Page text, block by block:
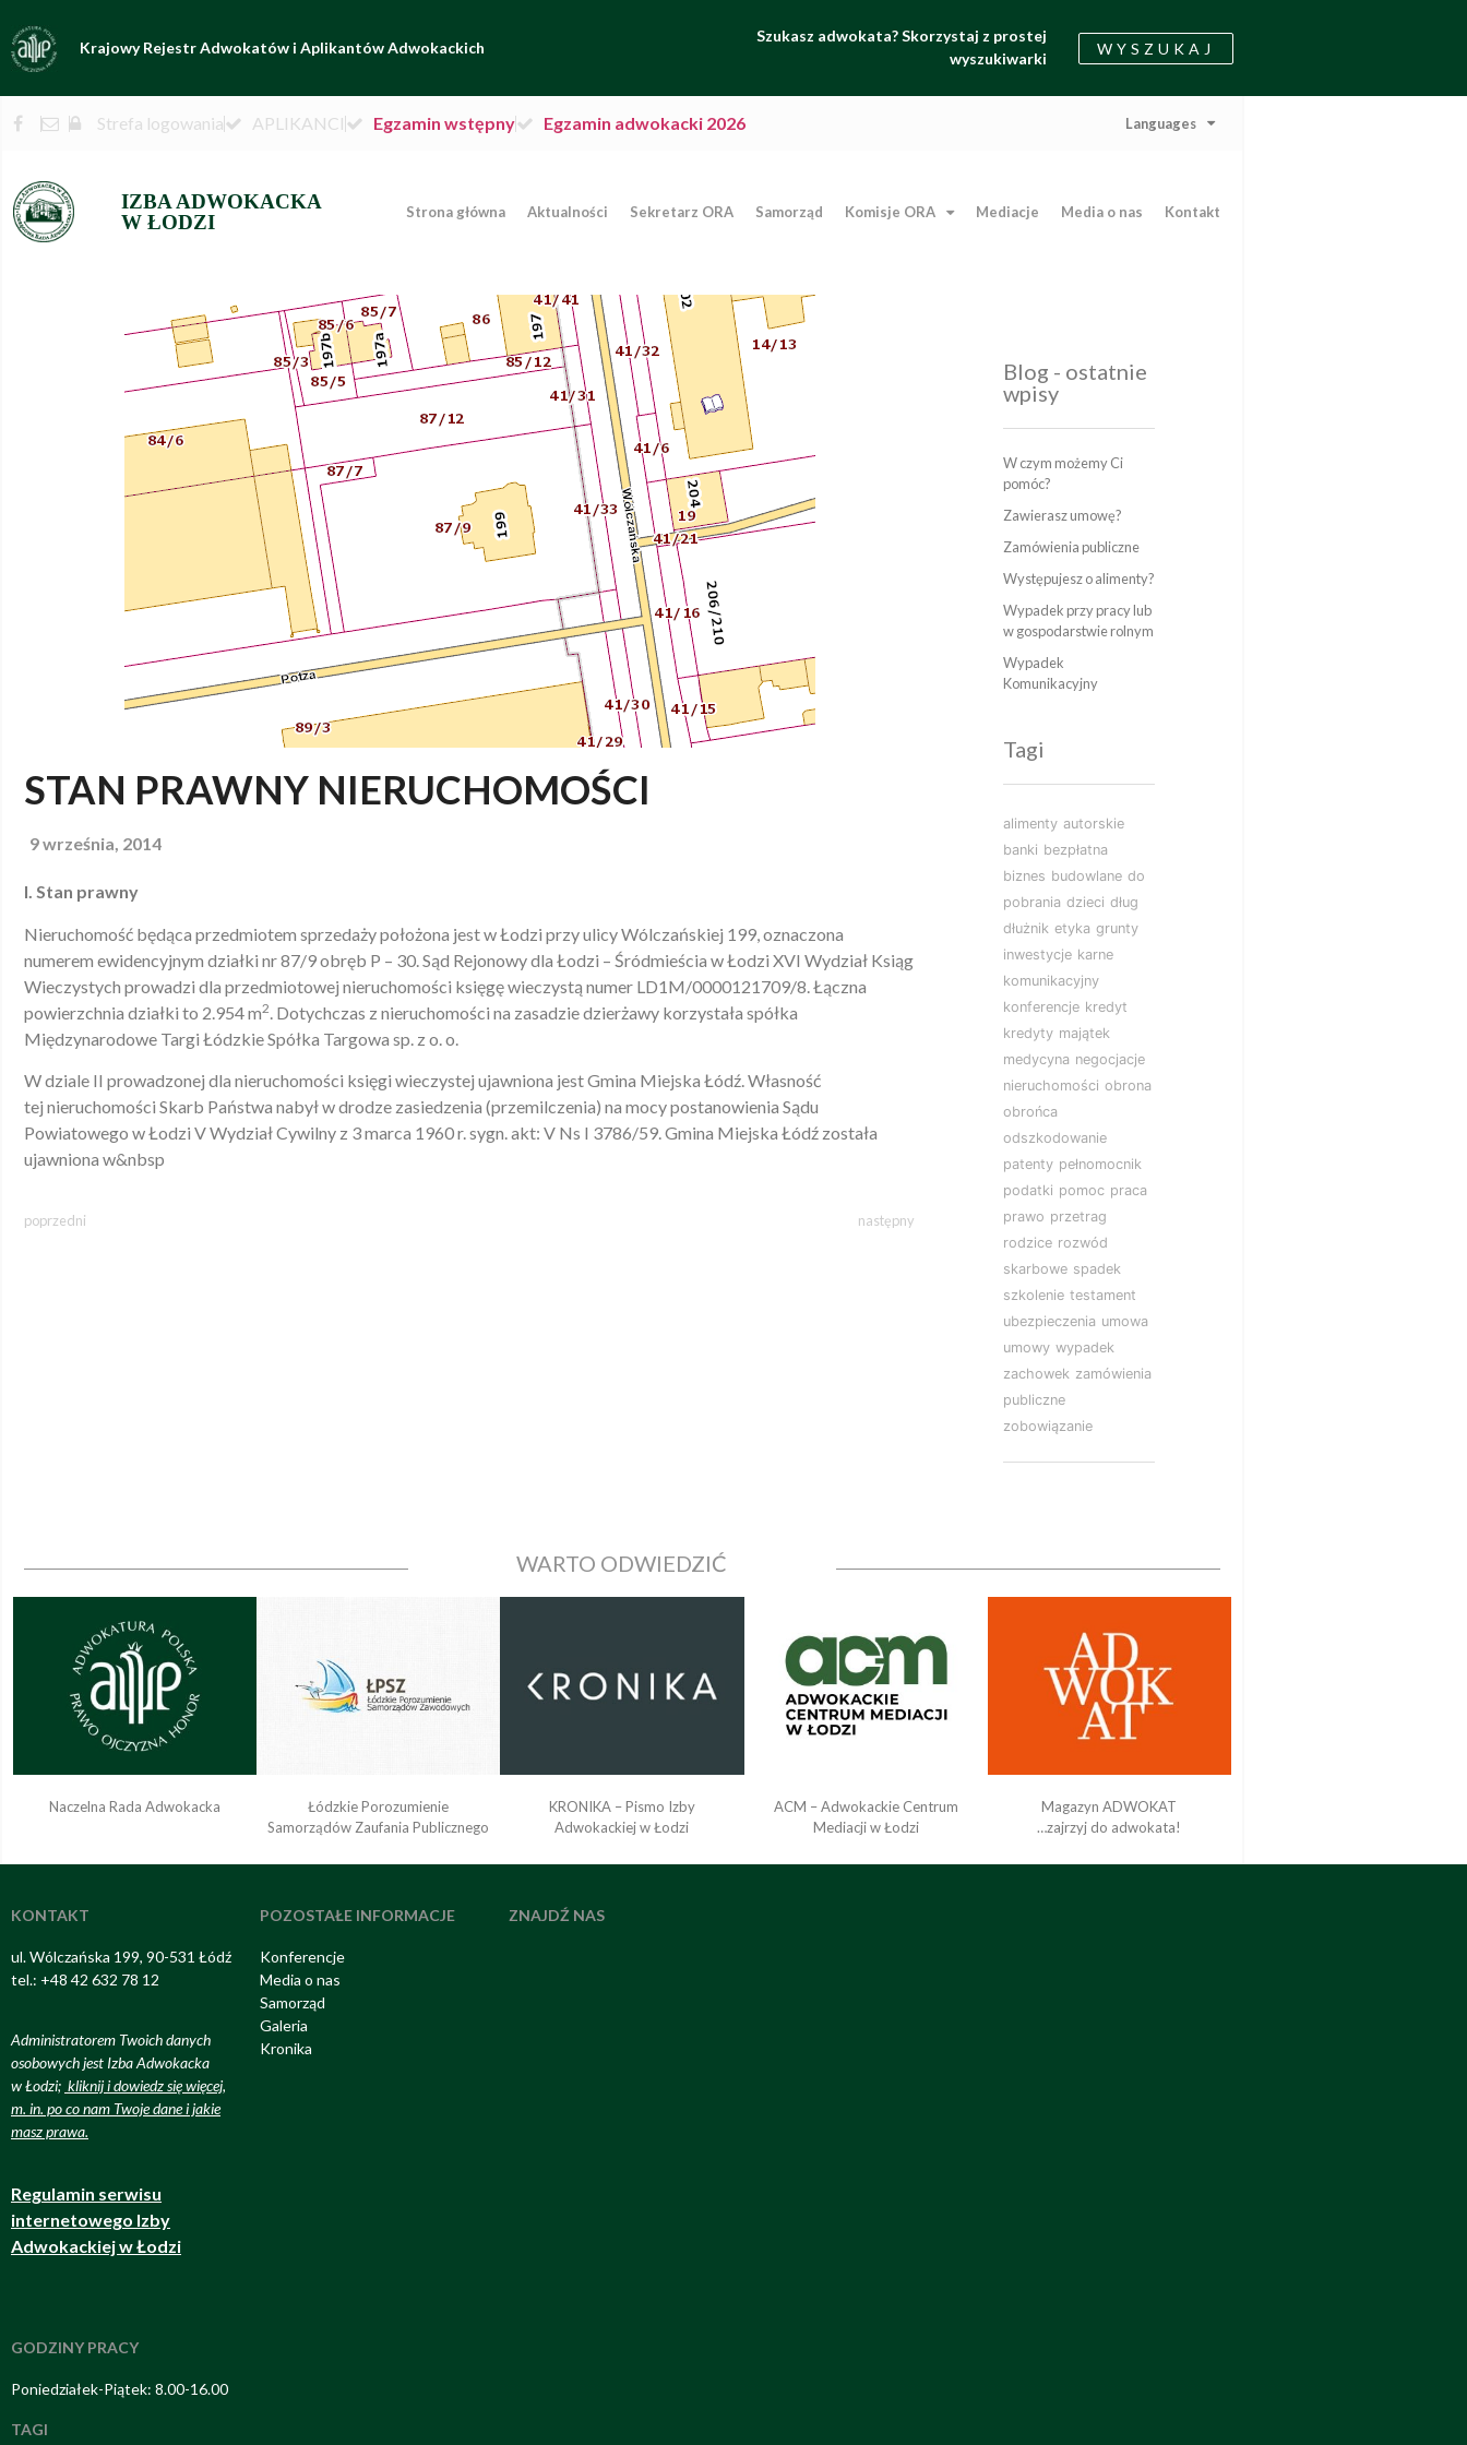
Krajowy Rejestr Adwokatów i Aplikantów Adwokackich
Szukasz adwokata? Skorzystaj z prostej
wyszukiwarki
WYSZUKAJ
Strefa logowania APLIKANCI Egzamin wstępny Egzamin adwokacki 2026 Languages
IZBA ADWOKACKA
W ŁODZI
Strona główna Aktualności Sekretarz ORA Samorząd Komisje ORA Mediacje Media o nas Kontakt
STAN PRAWNY NIERUCHOMOŚCI
9 września, 2014
I. Stan prawny
Nieruchomość będąca przedmiotem sprzedaży położona jest w Łodzi przy ulicy Wólczańskiej 199, oznaczona
numerem ewidencyjnym działki nr 87/9 obręb P – 30. Sąd Rejonowy dla Łodzi – Śródmieścia w Łodzi XVI Wydział Ksiąg
Wieczystych prowadzi dla przedmiotowej nieruchomości księgę wieczystą numer LD1M/0000121709/8. Łączna
powierzchnia działki to 2.954 m2 . Dotychczas z nieruchomości na zasadzie dzierżawy korzystała spółka
Międzynarodowe Targi Łódzkie Spółka Targowa sp. z o. o.
W dziale II prowadzonej dla nieruchomości księgi wieczystej ujawniona jest Gmina Miejska Łódź. Własność
tej nieruchomości Skarb Państwa nabył w drodze zasiedzenia (przemilczenia) na mocy postanowienia Sądu
Powiatowego w Łodzi V Wydział Cywilny z 3 marca 1960 r. sygn. akt: V Ns I 3786/59. Gmina Miejska Łódź została
ujawniona w&nbsp
poprzedni następny
Blog - ostatnie
wpisy
W czym możemy Ci
pomóc?
Zawierasz umowę?
Zamówienia publiczne
Występujesz o alimenty?
Wypadek przy pracy lub
w gospodarstwie rolnym
Wypadek
Komunikacyjny
Tagi
alimenty autorskie
banki bezpłatna
biznes budowlane do
pobrania dzieci dług
dłużnik etyka grunty
inwestycje karne
komunikacyjny
konferencje kredyt
kredyty majątek
medycyna negocjacje
nieruchomości obrona
obrońca
odszkodowanie
patenty pełnomocnik
podatki pomoc praca
prawo przetrag
rodzice rozwód
skarbowe spadek
szkolenie testament
ubezpieczenia umowa
umowy wypadek
zachowek zamówienia
publiczne
zobowiązanie
WARTO ODWIEDZIĆ
Naczelna Rada Adwokacka
Łódzkie Porozumienie
Samorządów Zaufania Publicznego
KRONIKA – Pismo Izby
Adwokackiej w Łodzi
ACM – Adwokackie Centrum
Mediacji w Łodzi
Magazyn ADWOKAT
…zajrzyj do adwokata!
KONTAKT
ul. Wólczańska 199, 90-531 Łódź
tel.: +48 42 632 78 12
Administratorem Twoich danych
osobowych jest Izba Adwokacka
w Łodzi; kliknij i dowiedz się więcej,
m. in. po co nam Twoje dane i jakie
masz prawa.
Regulamin serwisu
internetowego Izby
Adwokackiej w Łodzi
GODZINY PRACY
Poniedziałek-Piątek: 8.00-16.00
POZOSTAŁE INFORMACJE
Konferencje
Media o nas
Samorząd
Galeria
Kronika
ZNAJDŹ NAS
TAGI